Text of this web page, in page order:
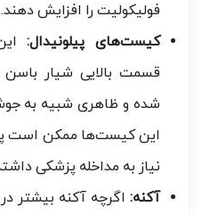
فولیکولیت را افزایش دهند.
کیست‌های پیلونیدال:
قسمت بالایی شیار باسن
شده و ظاهری شبیه به
این کیست‌ها ممکن است پر
نیاز به مداخله پزشکی
آکنه: اگرچه آکنه بیشتر